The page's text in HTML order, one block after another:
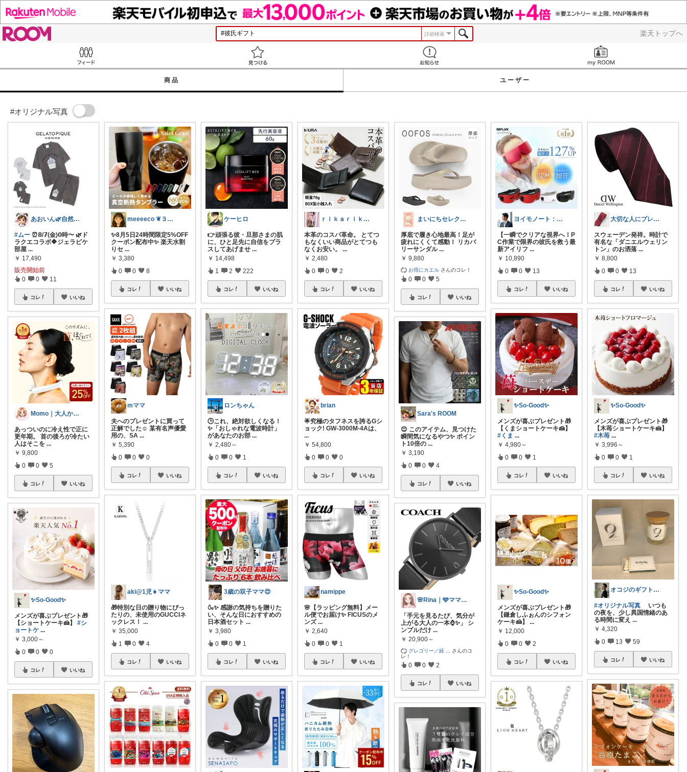
楽天トップへ
詳細検索
商品 ユーザー
#オリジナル写真
あおいん🌿自然派&無添加さん
#ムー ⏰𝟴/𝟳(金)𝟬時〜 🌿ド
ラクエコラボ🔶ジェラピケ
部屋 ...
￥ 17,490
販売開始前
0 0 11
コレ いいね
Momo｜大人かわいい生活‪·͜· ❤︎
あっついのに冷え性で正に
更年期。 首の後ろが冷たい
人はそこを ...
￥ 9,800
0 0 5
コレ いいね
✨So-Good✨
メンズが喜ぶプレゼント🎁
【ショートケーキ🍰】 #シ
ョートケ ...
￥ 3,000～
0 0 0
コレ いいね
meeeeco ❦３児ママ ❦
✨8月5日24時間限定5%OFF
クーポン配布中✨ 楽天水割
りセ ...
￥ 3,380
0 0 8
コレ いいね
mママ
夫へのプレゼントに買って
正解でした☺ 某有名声優愛
用の、SA ...
￥ 5,390
0 0 0
コレ いいね
aki@1児👧ママ
🎁特別な日の贈り物にぴっ
たりの、未使用のGUCCIネ
ックレス！ ...
￥ 35,000
1 0 4
コレ いいね
ケーヒロ
👉頑張る彼・旦那さまの肌
に、ひと足先に自信をプラ
スしてあげませ ...
￥ 14,498
1 2 222
コレ いいね
ロンちゃん
🕒これ、絶対欲しくなる！
✨「おしゃれな電波時計」
があなたのお部 ...
￥ 2,480～
0 0 1
コレ いいね
3歳の双子ママ😍
🍶✨ 感謝の気持ちを贈りた
い、そんな日におすすめの
日本酒セット ...
￥ 3,980
0 0 1
コレ いいね
ｒｉｋａｒｉｋａ♡ｒｏｏｍ８年連続💎
本革のコスパ革命。 とてつ
もなくいい商品がとてつも
なくお安い。
...
￥ 2,480
0 0 2
コレ いいね
brian
🌟究極のタフネスを誇るGシ
ョック! GW-3000M-4Aは、
...
￥ 54,800
0 0 0
コレ いいね
namippe
🌸【ラッピング無料】メー
ル便でお届け✨ FICUSのメ
ンズ ...
￥ 2,640
0 0 1
コレ いいね
まいにちセレクトdays
厚底で履き心地最高！足が
疲れにくくて感動！ リカバ
リーサンダル ...
￥ 9,880
お得にカエル さんのコレ！
0 0 5
コレ いいね
Sara's ROOM
😊 このアイテム、見つけた
瞬間気になるやつ✨ ポイン
ト10倍の ...
￥ 3,190
0 0 4
コレ いいね
🌸Rina｜🩵ママ必見アイテム🩵
「手元を見るたび、気分が
上がる大人の一本⌚✨」 シ
ンプルだけ ...
￥ 20,900～
グレゴリー／経
さんのコ
レ！
0 0 2
コレ いいね
ヨイモノート：彼氏・旦那を高年収に育てる
【一瞬でクリアな視界へ！P
C作業で限界の彼氏を救う最
新アイリフ ...
￥ 10,890
0 0 13
コレ いいね
✨So-Good✨
メンズが喜ぶプレゼント🎁
【くまショートケーキ🍰】
#くま ...
￥ 4,980～
0 0 1
コレ いいね
✨So-Good✨
メンズが喜ぶプレゼント🎁
【鎌倉しふぉんのシフォン
ケーキ🍰】...
￥ 12,000
0 0 2
コレ いいね
大切な人にプレゼント～赤ネクタイROOM
スウェーデン発祥。時計で
有名な「ダニエルウェリン
トン」のお洒落 ...
￥ 8,800
0 0 13
コレ いいね
✨So-Good✨
メンズが喜ぶプレゼント🎁
【木苺ショートケーキ🍰】
#木苺 ...
￥ 3,996～
0 0 1
コレ いいね
オコジのギフト研究室
#オリジナル写真 いつも
の夜を、少し異国情緒のあ
る時間に変え ...
￥ 4,320
0 13 59
コレ いいね